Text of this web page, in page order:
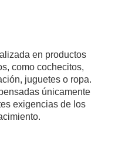
en productos
como cochecitos,
juguetes o ropa.
únicamente
exigencias de los